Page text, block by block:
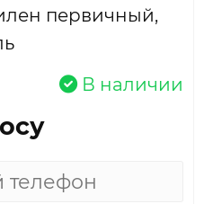
первичный,
В наличии